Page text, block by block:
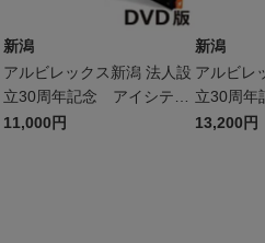
新潟
アルビレックス新潟 法人設
立30周年記念 アイシテル
ニイガタ ―受け継がれる想
11,000円
新潟
アルビレ
立30周年
ニイガタ
13,200円